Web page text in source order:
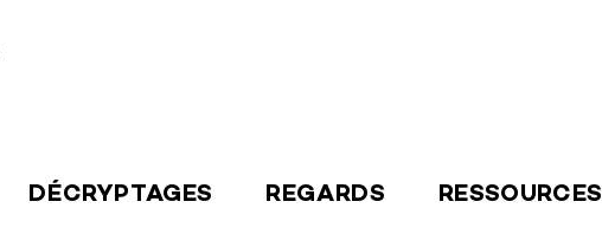
DÉCRYPTAGES REGARDS RESSOURCES